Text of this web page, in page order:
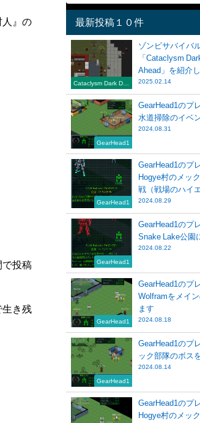
人』の
で投稿
生き残
最新投稿１０件
Cataclysm Dark Day
s Ahead
ゾンビサバイバ
「Cataclysm
Ahead」を紹介
2025.02.14
GearHead1
GearHead1のプ
水道掃除のイベ
2024.08.31
GearHead1
GearHead1のプ
Hogye村のメッ
戦（戦場のハイエ
2024.08.29
GearHead1
GearHead1のプ
Snake Lake公園
2024.08.22
GearHead1
GearHead1のプ
Wolframをメイ
ます
2024.08.18
GearHead1
GearHead1のプ
ック部隊のボス
2024.08.14
GearHead1のプ
Hogye村のメッ